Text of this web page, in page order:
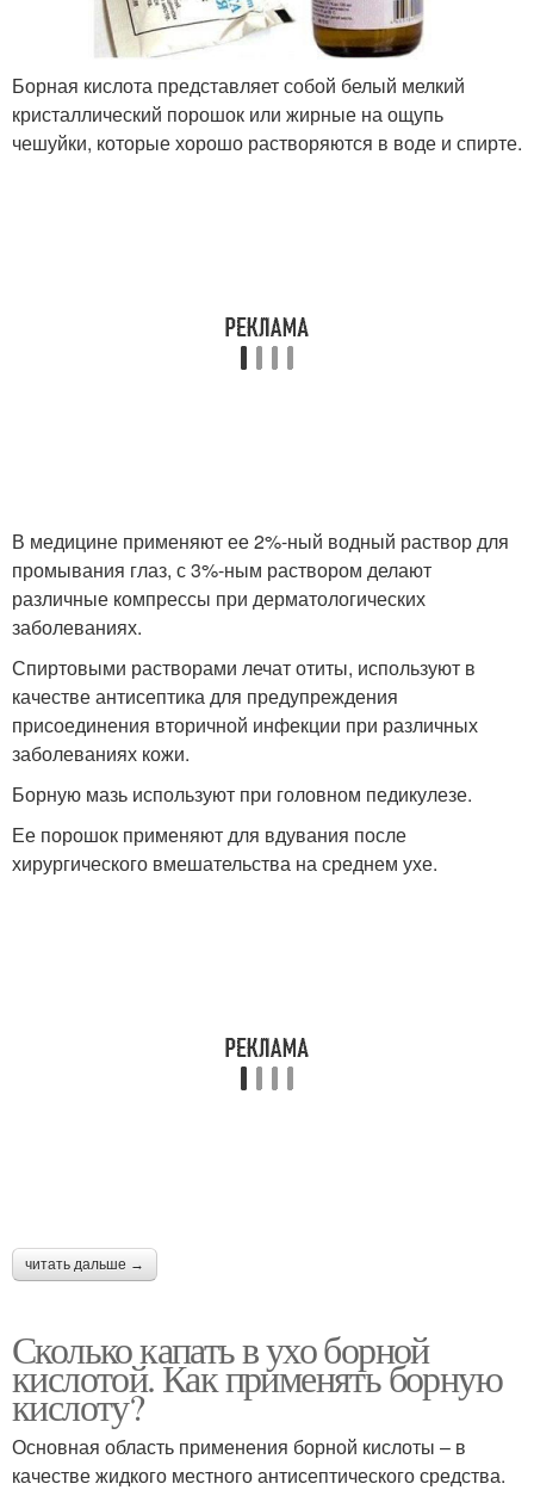
Борная кислота представляет собой белый мелкий
кристаллический порошок или жирные на ощупь
чешуйки, которые хорошо растворяются в воде и спирте.
В медицине применяют ее 2%-ный водный раствор для
промывания глаз, с 3%-ным раствором делают
различные компрессы при дерматологических
заболеваниях.
Спиртовыми растворами лечат отиты, используют в
качестве антисептика для предупреждения
присоединения вторичной инфекции при различных
заболеваниях кожи.
Борную мазь используют при головном педикулезе.
Ее порошок применяют для вдувания после
хирургического вмешательства на среднем ухе.
читать дальше →
Сколько капать в ухо борной
кислотой. Как применять борную
кислоту?
Основная область применения борной кислоты – в
качестве жидкого местного антисептического средства.